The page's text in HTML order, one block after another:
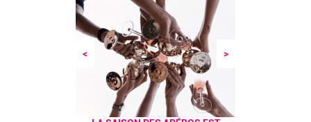
< >